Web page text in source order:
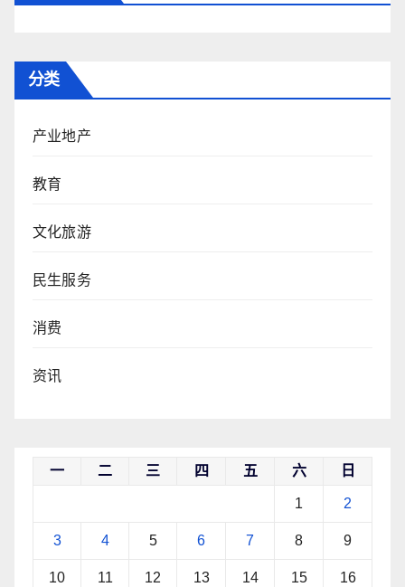
分类
产业地产
教育
文化旅游
民生服务
消费
资讯
一 二 三 四 五 六 日
1 2
3 4 5 6 7 8 9
10 11 12 13 14 15 16